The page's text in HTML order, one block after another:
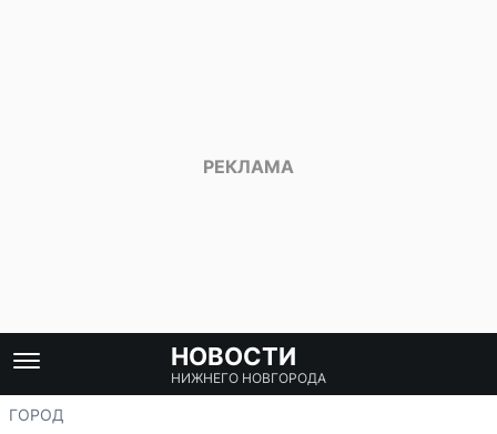
НОВОСТИ
НИЖНЕГО НОВГОРОДА
ГОРОД